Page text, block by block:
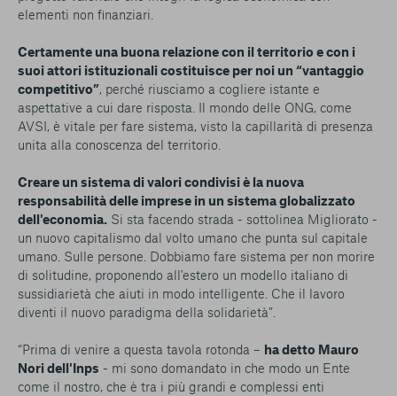
elementi non finanziari.
Certamente una buona relazione con il territorio e con i
suoi attori istituzionali costituisce per noi un “vantaggio
competitivo”, perché riusciamo a cogliere istante e
aspettative a cui dare risposta. Il mondo delle ONG, come
AVSI, è vitale per fare sistema, visto la capillarità di presenza
unita alla conoscenza del territorio.
Creare un sistema di valori condivisi è la nuova
responsabilità delle imprese in un sistema globalizzato
dell'economia. Si sta facendo strada - sottolinea Migliorato -
un nuovo capitalismo dal volto umano che punta sul capitale
umano. Sulle persone. Dobbiamo fare sistema per non morire
di solitudine, proponendo all'estero un modello italiano di
sussidiarietà che aiuti in modo intelligente. Che il lavoro
diventi il nuovo paradigma della solidarietà”.
“Prima di venire a questa tavola rotonda – ha detto Mauro
Nori dell'Inps - mi sono domandato in che modo un Ente
come il nostro, che è tra i più grandi e complessi enti